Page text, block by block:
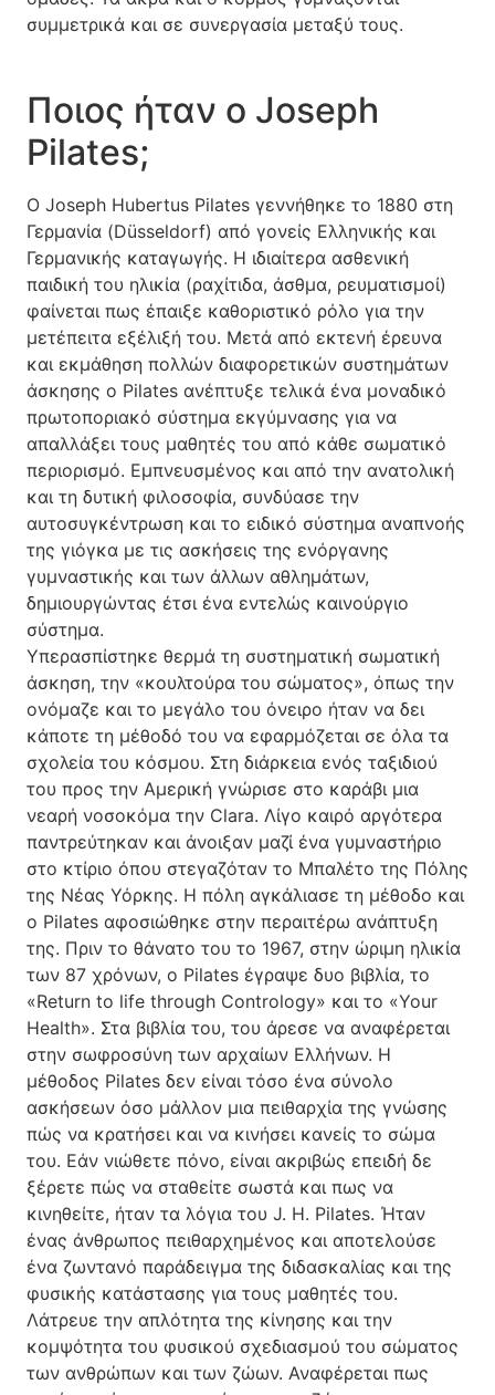
συμμετρικά και σε συνεργασία μεταξύ τους.
Ποιος ήταν ο Joseph
Pilates;
Ο Joseph Hubertus Pilates γεννήθηκε το 1880 στη
Γερμανία (Düsseldorf) από γονείς Ελληνικής και
Γερμανικής καταγωγής. Η ιδιαίτερα ασθενική
παιδική του ηλικία (ραχίτιδα, άσθμα, ρευματισμοί)
φαίνεται πως έπαιξε καθοριστικό ρόλο για την
μετέπειτα εξέλιξή του. Μετά από εκτενή έρευνα
και εκμάθηση πολλών διαφορετικών συστημάτων
άσκησης ο Pilates ανέπτυξε τελικά ένα μοναδικό
πρωτοποριακό σύστημα εκγύμνασης για να
απαλλάξει τους μαθητές του από κάθε σωματικό
περιορισμό. Εμπνευσμένος και από την ανατολική
και τη δυτική φιλοσοφία, συνδύασε την
αυτοσυγκέντρωση και το ειδικό σύστημα αναπνοής
της γιόγκα με τις ασκήσεις της ενόργανης
γυμναστικής και των άλλων αθλημάτων,
δημιουργώντας έτσι ένα εντελώς καινούργιο
σύστημα.
Υπερασπίστηκε θερμά τη συστηματική σωματική
άσκηση, την «κουλτούρα του σώματος», όπως την
ονόμαζε και το μεγάλο του όνειρο ήταν να δει
κάποτε τη μέθοδό του να εφαρμόζεται σε όλα τα
σχολεία του κόσμου. Στη διάρκεια ενός ταξιδιού
του προς την Αμερική γνώρισε στο καράβι μια
νεαρή νοσοκόμα την Clara. Λίγο καιρό αργότερα
παντρεύτηκαν και άνοιξαν μαζί ένα γυμναστήριο
στο κτίριο όπου στεγαζόταν το Μπαλέτο της Πόλης
της Νέας Υόρκης. Η πόλη αγκάλιασε τη μέθοδο και
ο Pilates αφοσιώθηκε στην περαιτέρω ανάπτυξη
της. Πριν το θάνατο του το 1967, στην ώριμη ηλικία
των 87 χρόνων, ο Pilates έγραψε δυο βιβλία, το
«Return to life through Contrology» και το «Your
Health». Στα βιβλία του, του άρεσε να αναφέρεται
στην σωφροσύνη των αρχαίων Ελλήνων. Η
μέθοδος Pilates δεν είναι τόσο ένα σύνολο
ασκήσεων όσο μάλλον μια πειθαρχία της γνώσης
πώς να κρατήσει και να κινήσει κανείς το σώμα
του. Εάν νιώθετε πόνο, είναι ακριβώς επειδή δε
ξέρετε πώς να σταθείτε σωστά και πως να
κινηθείτε, ήταν τα λόγια του J. H. Pilates. Ήταν
ένας άνθρωπος πειθαρχημένος και αποτελούσε
ένα ζωντανό παράδειγμα της διδασκαλίας και της
φυσικής κατάστασης για τους μαθητές του.
Λάτρευε την απλότητα της κίνησης και την
κομψότητα του φυσικού σχεδιασμού του σώματος
των ανθρώπων και των ζώων. Αναφέρεται πως